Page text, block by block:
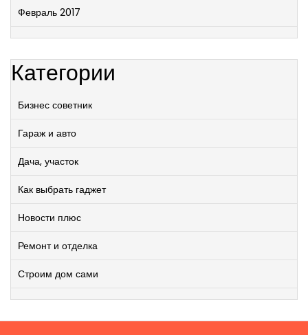
Февраль 2017
Категории
Бизнес советник
Гараж и авто
Дача, участок
Как выбрать гаджет
Новости плюс
Ремонт и отделка
Строим дом сами